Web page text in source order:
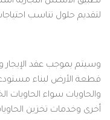
لتقديم حلول تناسب
قطعة الأرض لبناء
والحاويات سواء الحاويات
أخرى وخدمات تخزين